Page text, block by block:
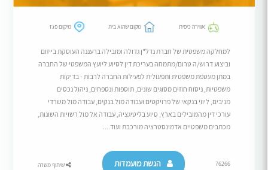
אווירה כיפית מקום שהוא בית מיקום פגז
למחלקה משפטית של חברת נדל"ן גדולה ומובילה ברעננה העוסקת בייזום
וביצוע דרוש/ה טרום/מתמחה בעריכת דין לסיוע ליועץ המשפטי של החברה
במתן מעטפת משפטית ותפעולית לפעילות החברה לרבות - בדיקות
משפטיות, ניסוח חוזים מסוגים שונים, תוספות ונספחים, ניהול נכסים
מניבים, ליווי בנקאי של פרויקטים ועבודה מול בנקים, עבודה מול משרדי
עורכי דין מהמובילים בארץ, סיוע בליטיגציה, עבודה אל מול רשויות השונות,
מכתבים משפטיים אדמינסטרציה מורכבת ועוד....
76266 הגשת מועמדות שיתוף משרה